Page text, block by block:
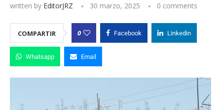
written by EditorJRZ 30 marzo, 2025 0 comments
COMPARTIR 0 Facebook Linkedin
Whatsapp Email